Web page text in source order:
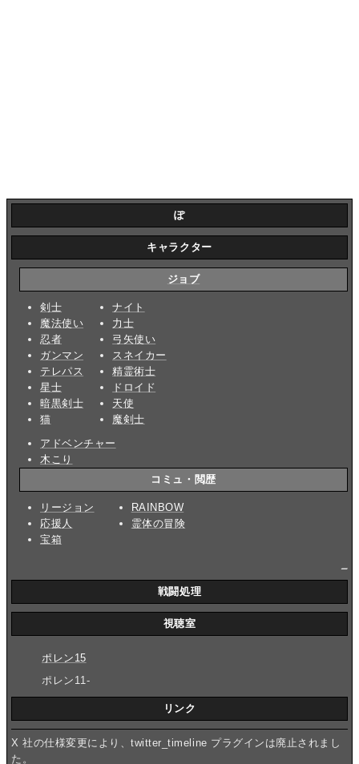
ぽ
キャラクター
ジョブ
剣士
魔法使い
忍者
ガンマン
テレパス
星士
暗黒剣士
猫
ナイト
力士
弓矢使い
スネイカー
精霊術士
ドロイド
天使
魔剣士
アドベンチャー
木こり
コミュ・閲歴
リージョン
応援人
宝箱
RAINBOW
霊体の冒険
戦闘処理
視聴室
ポレン15
ポレン11-
リンク
X 社の仕様変更により、twitter_timeline プラグインは廃止されまし
た。